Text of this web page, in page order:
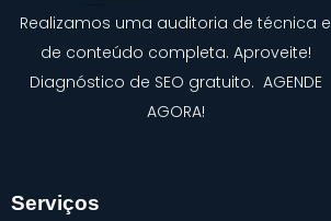
Realizamos uma auditoria de técnica e
de conteúdo completa. Aproveite!
Diagnóstico de SEO gratuito. AGENDE
AGORA!
Serviços